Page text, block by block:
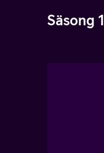
Säsong 1